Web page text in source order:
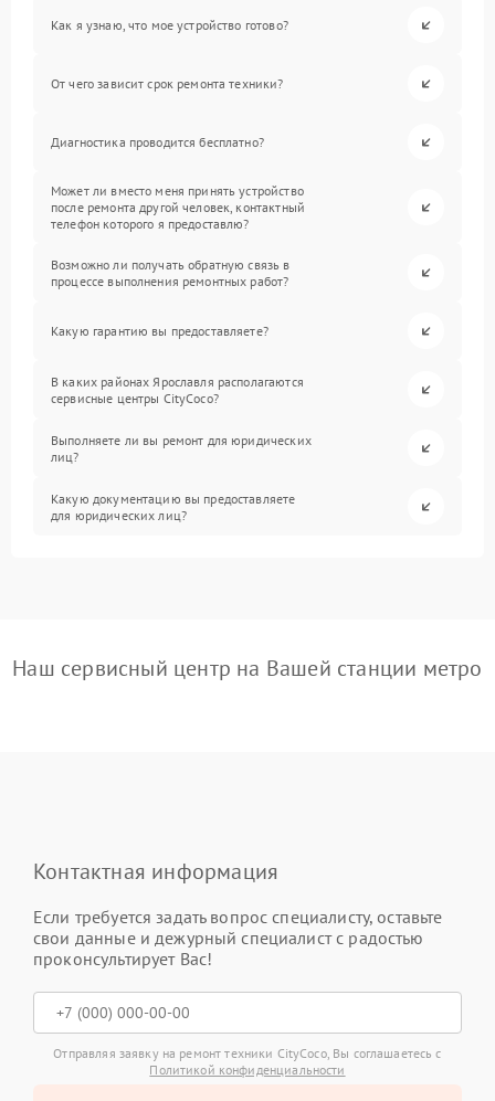
Как я узнаю, что мое устройство готово?
От чего зависит срок ремонта техники?
Диагностика проводится бесплатно?
Может ли вместо меня принять устройство
после ремонта другой человек, контактный
телефон которого я предоставлю?
Возможно ли получать обратную связь в
процессе выполнения ремонтных работ?
Какую гарантию вы предоставляете?
В каких районах Ярославля располагаются
сервисные центры CityCoco?
Выполняете ли вы ремонт для юридических
лиц?
Какую документацию вы предоставляете
для юридических лиц?
Наш сервисный центр на Вашей станции метро
Контактная информация
Если требуется задать вопрос специалисту, оставьте
свои данные и дежурный специалист с радостью
проконсультирует Вас!
Отправляя заявку на ремонт техники CityCoco, Вы соглашаетесь с
Политикой конфиденциальности